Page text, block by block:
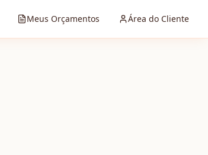
Meus Orçamentos Área do Cliente